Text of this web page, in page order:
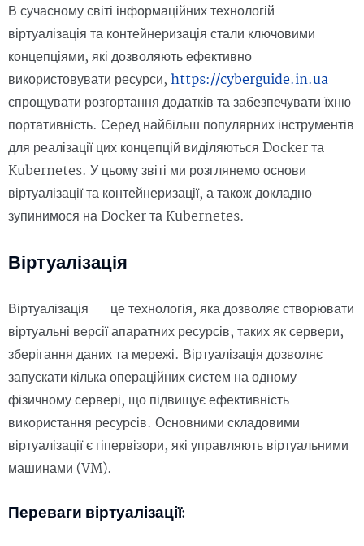
В сучасному світі інформаційних технологій
віртуалізація та контейнеризація стали ключовими
концепціями, які дозволяють ефективно
використовувати ресурси,https://cyberguide.in.ua
спрощувати розгортання додатків та забезпечувати їхню
портативність. Серед найбільш популярних інструментів
для реалізації цих концепцій виділяються Docker та
Kubernetes. У цьому звіті ми розглянемо основи
віртуалізації та контейнеризації, а також докладно
зупинимося на Docker та Kubernetes.
Віртуалізація
Віртуалізація — це технологія, яка дозволяє створювати
віртуальні версії апаратних ресурсів, таких як сервери,
зберігання даних та мережі. Віртуалізація дозволяє
запускати кілька операційних систем на одному
фізичному сервері, що підвищує ефективність
використання ресурсів. Основними складовими
віртуалізації є гіпервізори, які управляють віртуальними
машинами (VM).
Переваги віртуалізації: